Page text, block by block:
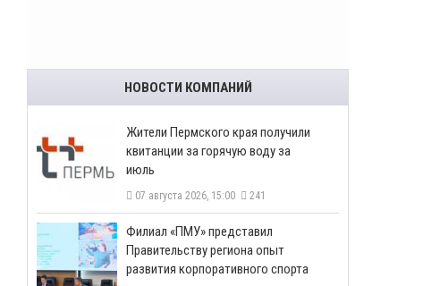
НОВОСТИ КОМПАНИЙ
​Жители Пермского края получили
квитанции за горячую воду за
июль
07 августа 2026, 15:00 241
​Филиал «ПМУ» представил
Правительству региона опыт
развития корпоративного спорта